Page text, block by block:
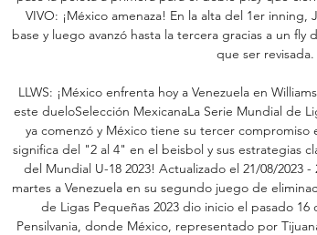
VIVO: ¡México amenaza! En la alta del 1er
base y luego avanzó hasta la tercera gracias a un
que ser revisada.
LLWS: ¡México enfrenta hoy a Venezuela en
este dueloSelección MexicanaLa Serie Mundial de
ya comenzó y México tiene su tercer compromiso
significa del "2 al 4" en el beisbol y sus estrategias
del Mundial U-18 2023! Actualizado el 21/08/2023
martes a Venezuela en su segundo juego de
de Ligas Pequeñas 2023 dio inicio el pasado
Pensilvania, donde México, representado por